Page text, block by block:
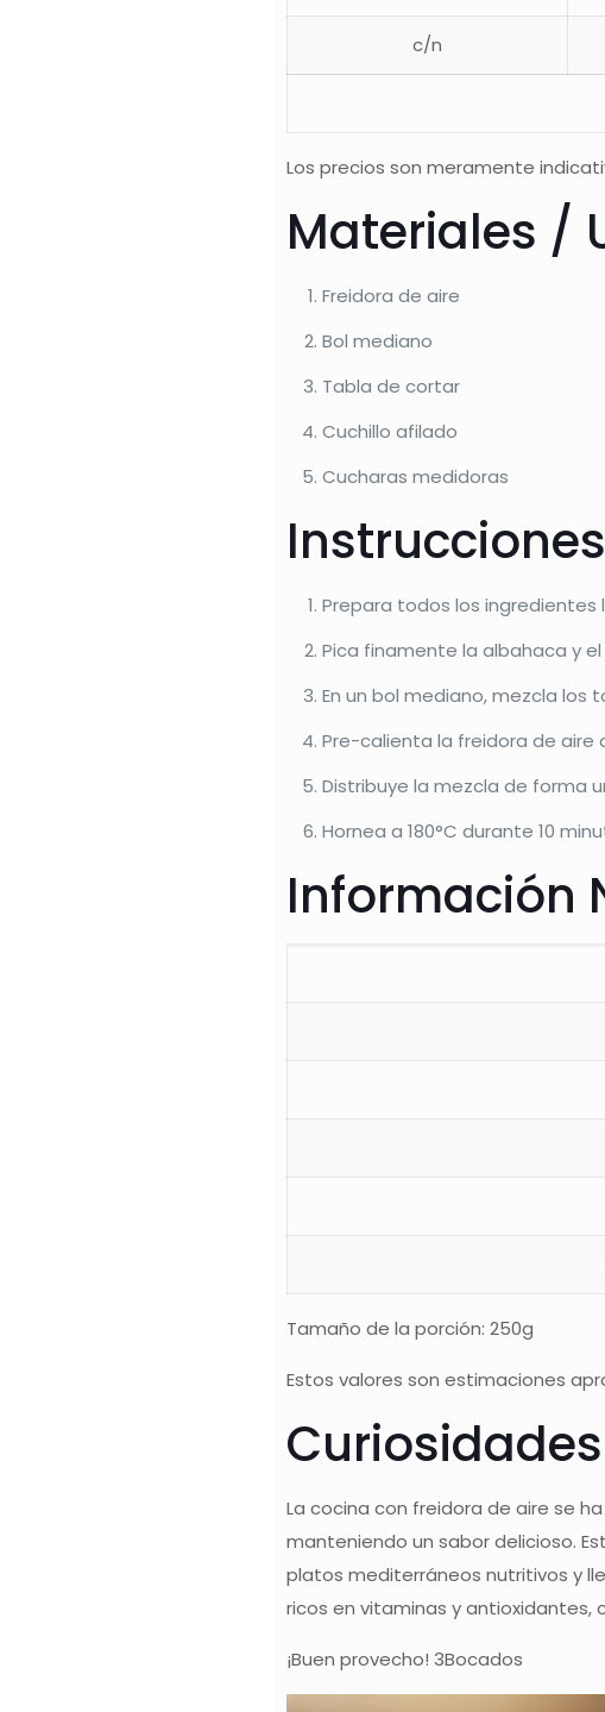
c/n
Los precios son meramente
Materiales /
Freidora de aire
Bol mediano
Tabla de cortar
Cuchillo afilado
Cucharas medidoras
Instrucciones
Prepara todos los
Pica finamente la albahaca y el
En un bol mediano, mezcla los
Pre-calienta la freidora de aire
Distribuye la mezcla de forma
Hornea a 180°C durante 10
Información
Tamaño de la porción: 250g
Estos valores son estimaciones
Curiosidades
La cocina con freidora de aire se
manteniendo un sabor delicioso.
platos mediterráneos nutritivos y
ricos en vitaminas y
¡Buen provecho! 3Bocados